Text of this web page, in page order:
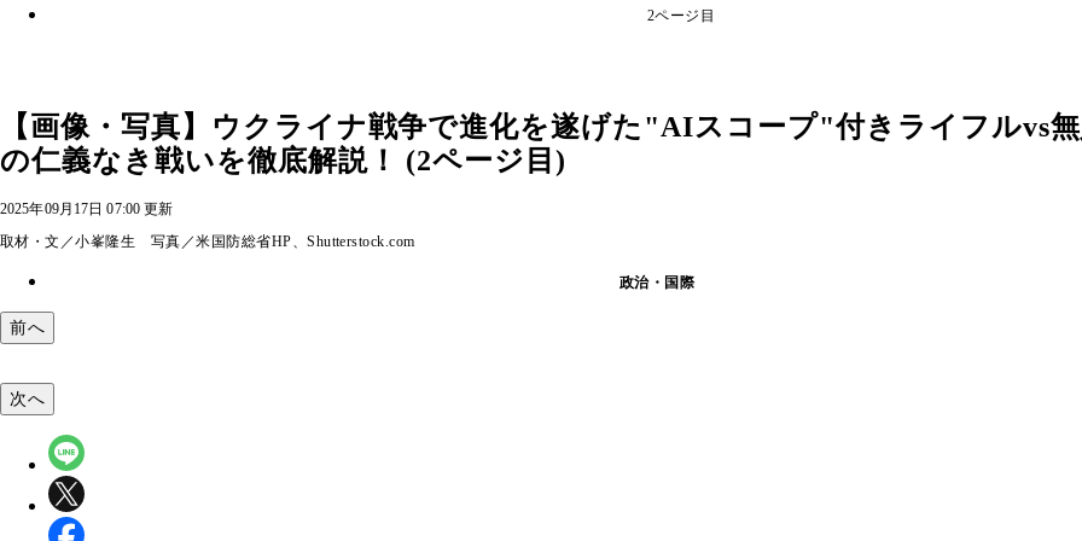
2ページ目
【画像・写真】ウクライナ戦争で進化を遂げた"AIスコープ"付きライフルvs
の仁義なき戦いを徹底解説！ (2ページ目)
2025年09月17日 07:00 更新
取材・文／小峯隆生 写真／米国防総省HP、Shutterstock.com
政治・国際
前へ
次へ